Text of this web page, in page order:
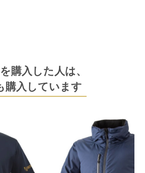
購入した人は、
購入しています